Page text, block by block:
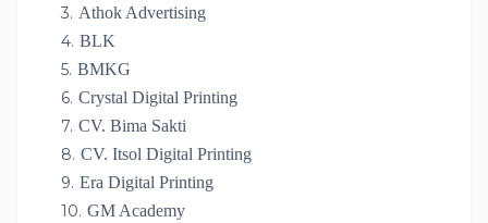
Athok Advertising
BLK
BMKG
Crystal Digital Printing
CV. Bima Sakti
CV. Itsol Digital Printing
Era Digital Printing
GM Academy